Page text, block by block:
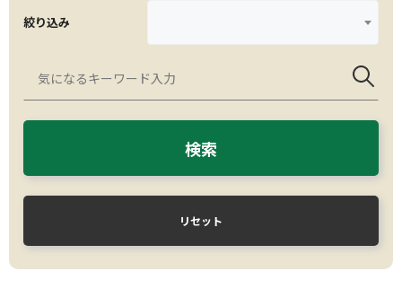
絞り込み
検索
リセット